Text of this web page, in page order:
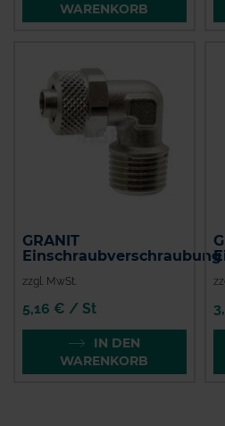
WARENKORB
GRANIT
Einschraubverschraubung
zzgl. MwSt.
5,16 € / St
IN DEN
WARENKORB